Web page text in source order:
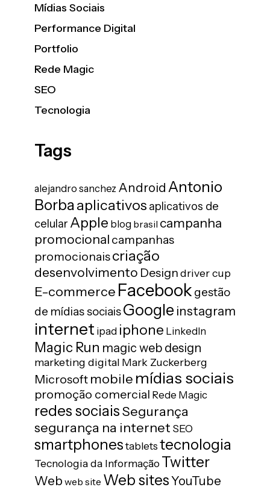
Mídias Sociais
Performance Digital
Portfolio
Rede Magic
SEO
Tecnologia
Tags
alejandro sanchez Android Antonio
Borbaaplicativos aplicativos de
celular Apple blog brasil campanha
promocional campanhas
promocionaiscriação
desenvolvimento Designdriver cup
E-commerce Facebookgestão
de mídias sociaisGoogle instagram
internet ipad iphone LinkedIn
Magic Run magic web design
marketing digital Mark Zuckerberg
Microsoft mobile mídias sociais
promoção comercial Rede Magic
redes sociaisSegurança
segurança na internet SEO
smartphones tablets tecnologia
Tecnologia da Informação Twitter
Web web site Web sitesYouTube